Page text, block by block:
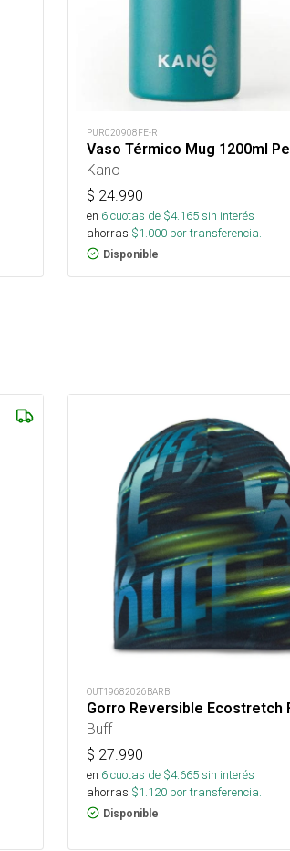
PUR020908FE-R
Vaso Térmico Mug 1200ml
Kano
$ 24.990
en 6cuotas de $4.165sin interés
ahorras $1.000 por transferencia.
Disponible
OUT19682026BARB
Gorro Reversible Ecostretch
Buff
$ 27.990
en 6cuotas de $4.665sin interés
ahorras $1.120 por transferencia.
Disponible